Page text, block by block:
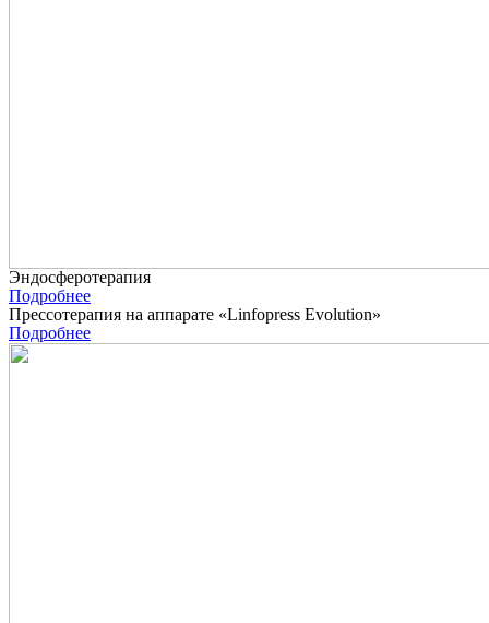
Эндосферотерапия
Подробнее
Прессотерапия на аппарате «Linfopress Evolution»
Подробнее